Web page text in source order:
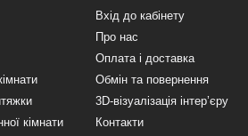
кімнати
Вхід до кабінету
Про нас
Оплата і доставка
Обмін та повернення
3D-візуалізація інтер’єру
Контакти